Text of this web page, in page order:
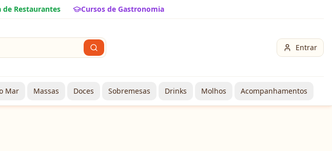
de Restaurantes Cursos de Gastronomia
Entrar
Mar Massas Doces Sobremesas Drinks Molhos Acompanhamentos